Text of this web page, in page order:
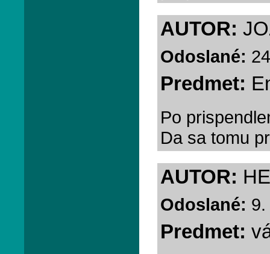
AUTOR:
Odoslané:
Predmet:
Po
Da sa tomu
AUTOR:
Odoslané:
Predmet: